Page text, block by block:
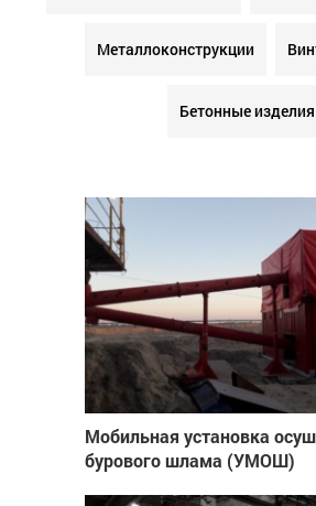
Металлоконструкции
Бетонные изделия
Мобильная установка
бурового шлама (УМОШ)